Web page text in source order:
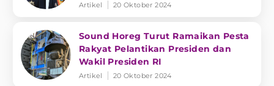
Artikel 20 Oktober 2024
Sound Horeg Turut Ramaikan Pesta
Rakyat Pelantikan Presiden dan
Wakil Presiden RI
Artikel 20 Oktober 2024